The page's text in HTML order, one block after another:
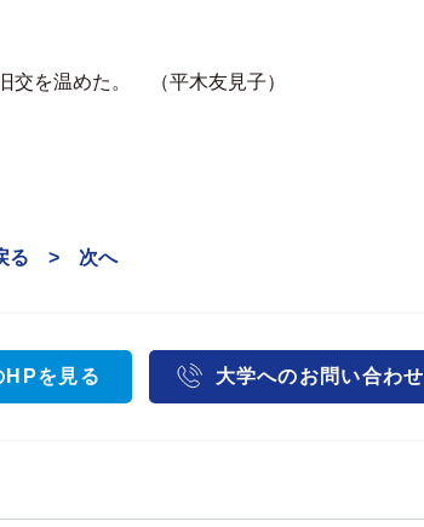
交を温めた。 （平木友見子）
る > 次へ
HPを見る 大学へのお問い合わせ